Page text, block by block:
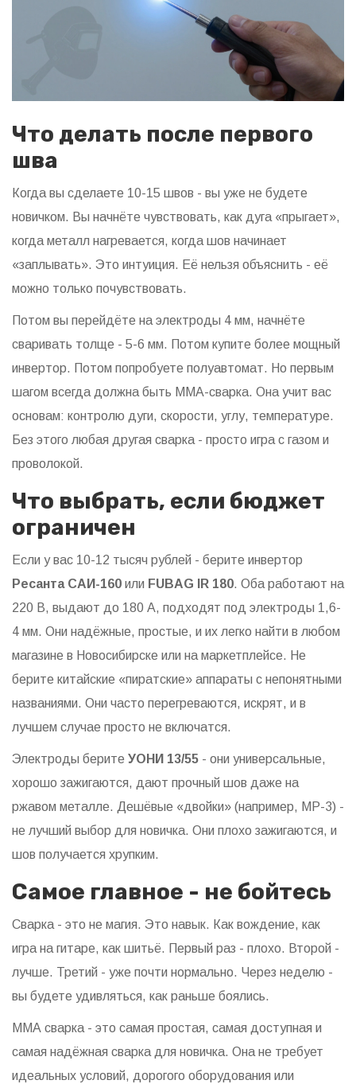
Что делать после первого
шва
Когда вы сделаете 10-15 швов - вы уже не будете
новичком. Вы начнёте чувствовать, как дуга «прыгает»,
когда металл нагревается, когда шов начинает
«заплывать». Это интуиция. Её нельзя объяснить - её
можно только почувствовать.
Потом вы перейдёте на электроды 4 мм, начнёте
сваривать толще - 5-6 мм. Потом купите более мощный
инвертор. Потом попробуете полуавтомат. Но первым
шагом всегда должна быть ММА-сварка. Она учит вас
основам: контролю дуги, скорости, углу, температуре.
Без этого любая другая сварка - просто игра с газом и
проволокой.
Что выбрать, если бюджет
ограничен
Если у вас 10-12 тысяч рублей - берите инвертор
Ресанта САИ-160 или FUBAG IR 180. Оба работают на
220 В, выдают до 180 А, подходят под электроды 1,6-
4 мм. Они надёжные, простые, и их легко найти в любом
магазине в Новосибирске или на маркетплейсе. Не
берите китайские «пиратские» аппараты с непонятными
названиями. Они часто перегреваются, искрят, и в
лучшем случае просто не включатся.
Электроды берите УОНИ 13/55 - они универсальные,
хорошо зажигаются, дают прочный шов даже на
ржавом металле. Дешёвые «двойки» (например, МР-3) -
не лучший выбор для новичка. Они плохо зажигаются, и
шов получается хрупким.
Самое главное - не бойтесь
Сварка - это не магия. Это навык. Как вождение, как
игра на гитаре, как шитьё. Первый раз - плохо. Второй -
лучше. Третий - уже почти нормально. Через неделю -
вы будете удивляться, как раньше боялись.
ММА сварка - это самая простая, самая доступная и
самая надёжная сварка для новичка. Она не требует
идеальных условий, дорогого оборудования или